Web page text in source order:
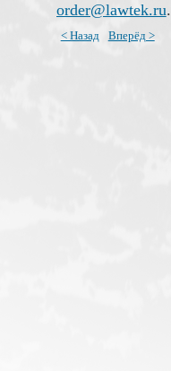
order@lawtek.ru.
< Назад Вперёд >